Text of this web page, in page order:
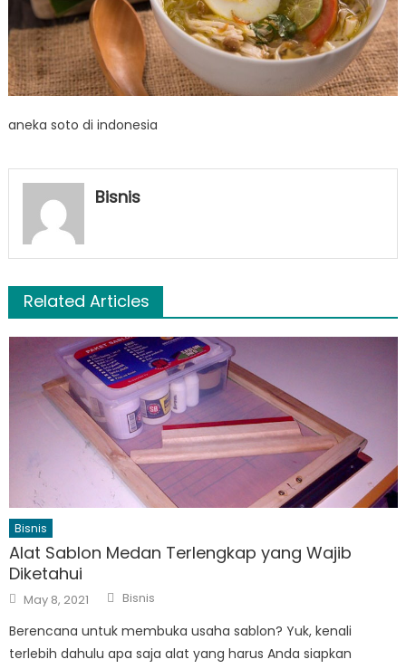
aneka soto di indonesia
Bisnis
Related Articles
Bisnis
Alat Sablon Medan Terlengkap yang Wajib
Diketahui
Posted
on
May 8, 2021 Author
Bisnis
Berencana untuk membuka usaha sablon? Yuk, kenali
terlebih dahulu apa saja alat yang harus Anda siapkan